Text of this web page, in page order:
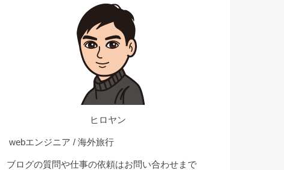
ヒロヤン
webエンジニア / 海外旅行
ブログの質問や仕事の依頼はお問い合わせまで